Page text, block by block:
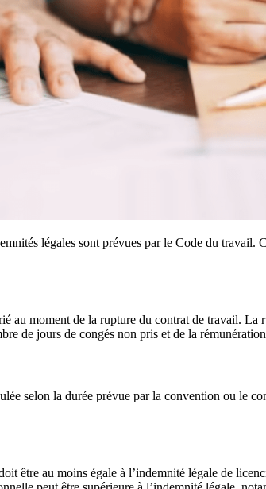
légales sont prévues par le Code du travail.
au moment de la rupture du contrat de travail.
de jours de congés non pris et de la
selon la durée prévue par la convention ou le
être au moins égale à l’indemnité légale de